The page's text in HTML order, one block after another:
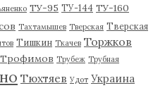
ТУ-95 ТУ-144 ТУ-160
Тахтамышев Тверская Тверская
Тишкин Ткачев Торжков
Трофимов Трубеж Трубная
Тюхтяев Удот Украина